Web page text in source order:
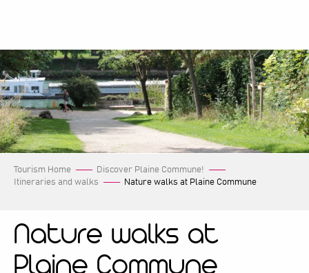
principal
Tourism Home
Discover Plaine Commune!
Itineraries and walks
Nature walks at Plaine Commune
Nature walks at
Plaine Commune